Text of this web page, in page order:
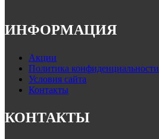
ИНФОРМАЦИЯ
Акции
Политика конфиденциальности
Условия сайта
Контакты
КОНТАКТЫ